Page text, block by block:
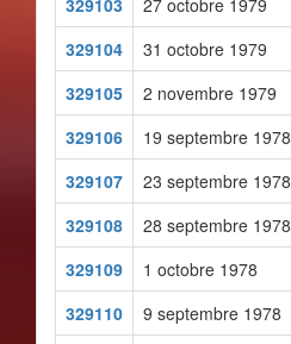
329103
27 octobre 1979
329104
31 octobre 1979
329105
2 novembre 1979
329106
19 septembre 1978
329107
23 septembre 1978
329108
28 septembre 1978
329109
1 octobre 1978
329110
9 septembre 1978